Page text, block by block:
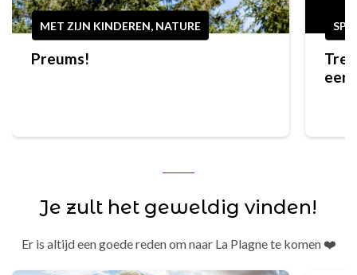
MET ZIJN KINDEREN, NATURE
Preums!
Je zult het geweldig vinden!
Er is altijd een goede reden om naar La Plagne te komen ❤️